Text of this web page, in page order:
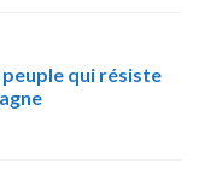
peuple qui résiste